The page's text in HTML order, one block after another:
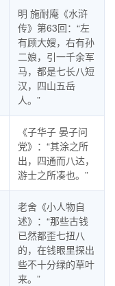
明 施耐庵《水浒
传》第63回：“左
有顾大嫂，右有孙
二娘，引一千余军
马，都是七长八短
汉，四山五岳
人。”
《子华子 晏子问
党》：“其涂之所
出，四通而八达，
游士之所凑也。”
老舍《小人物自
述》：“那些古钱
已然都歪七扭八
的，在钱眼里探出
些不十分绿的草叶
来。”